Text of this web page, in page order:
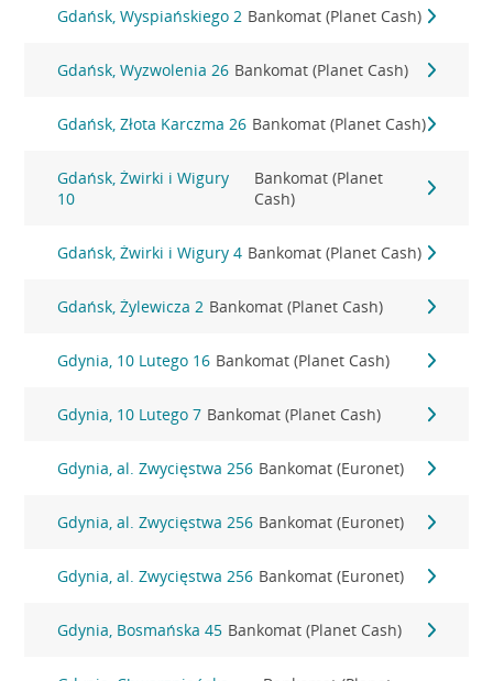
Gdańsk, Wyspiańskiego 2 Bankomat (Planet Cash)
Gdańsk, Wyzwolenia 26 Bankomat (Planet Cash)
Gdańsk, Złota Karczma 26 Bankomat (Planet Cash)
Gdańsk, Żwirki i Wigury
10
Bankomat (Planet
Cash)
Gdańsk, Żwirki i Wigury 4 Bankomat (Planet Cash)
Gdańsk, Żylewicza 2 Bankomat (Planet Cash)
Gdynia, 10 Lutego 16 Bankomat (Planet Cash)
Gdynia, 10 Lutego 7 Bankomat (Planet Cash)
Gdynia, al. Zwycięstwa 256 Bankomat (Euronet)
Gdynia, al. Zwycięstwa 256 Bankomat (Euronet)
Gdynia, al. Zwycięstwa 256 Bankomat (Euronet)
Gdynia, Bosmańska 45 Bankomat (Planet Cash)